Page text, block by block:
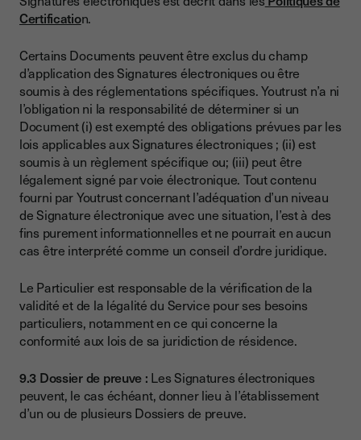
Certification.
Certains Documents peuvent être exclus du champ
d’application des Signatures électroniques ou être
soumis à des réglementations spécifiques. Youtrust n’a ni
l’obligation ni la responsabilité de déterminer si un
Document (i) est exempté des obligations prévues par les
lois applicables aux Signatures électroniques ; (ii) est
soumis à un règlement spécifique ou; (iii) peut être
légalement signé par voie électronique. Tout contenu
fourni par Youtrust concernant l’adéquation d’un niveau
de Signature électronique avec une situation, l’est à des
fins purement informationnelles et ne pourrait en aucun
cas être interprété comme un conseil d’ordre juridique.
Le Particulier est responsable de la vérification de la
validité et de la légalité du Service pour ses besoins
particuliers, notamment en ce qui concerne la
conformité aux lois de sa juridiction de résidence.
9.3 Dossier de preuve : Les Signatures électroniques
peuvent, le cas échéant, donner lieu à l’établissement
d’un ou de plusieurs Dossiers de preuve.